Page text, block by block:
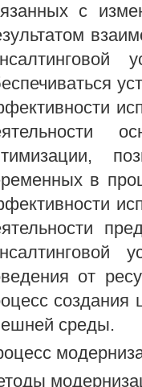
с
в
от
создания
среды.